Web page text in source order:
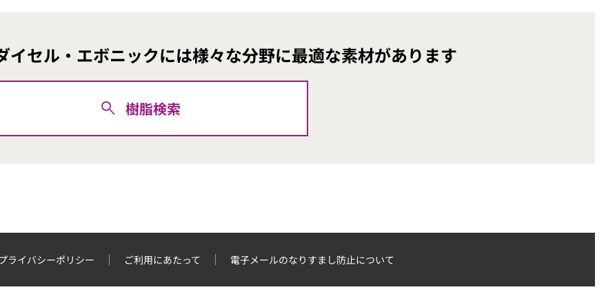
イセル・エボニックには様々な分野に最適な素材があります
樹脂検索
ライバシーポリシー ご利用にあたって 電子メールのなりすまし防止について